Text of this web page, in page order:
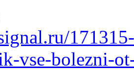
vse-bolezni-